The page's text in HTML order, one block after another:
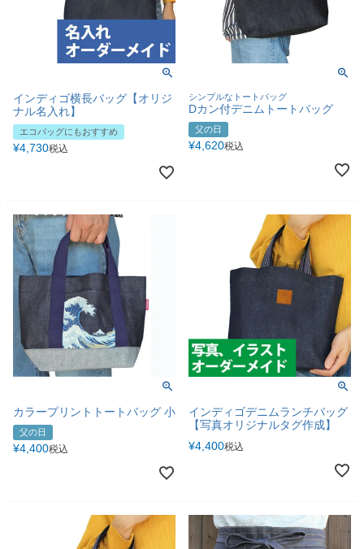
インディゴ横長バッグ【オリジ
ナル名入れ】
エコバッグにもおすすめ
¥4,730税込
シンプルなトートバッグ
Dカン付デニムトートバッグ
父の日
¥4,620税込
カラープリントトートバッグ 小
父の日
¥4,400税込
インディゴデニムランチバッグ
【写真オリジナルタグ作成】
¥4,400税込